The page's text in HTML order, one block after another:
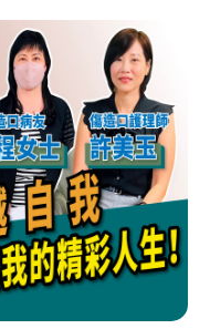
入探討與傷口癒合及感染